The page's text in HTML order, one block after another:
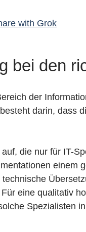
with Grok
bei den
der
darin, dass
die nur für IT-
eine qualitativ
Spezialisten